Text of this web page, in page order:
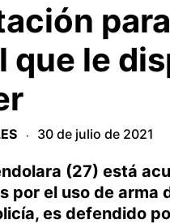
que le
· 30 de julio de 2021
(27) está
por el uso de arma
es defendido